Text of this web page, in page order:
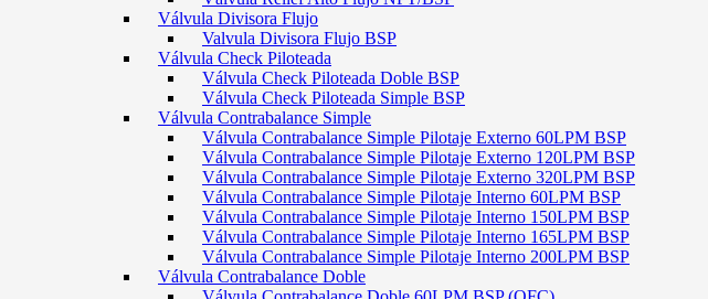
Válvula Divisora Flujo
Valvula Divisora Flujo BSP
Válvula Check Piloteada
Válvula Check Piloteada Doble BSP
Válvula Check Piloteada Simple BSP
Válvula Contrabalance Simple
Válvula Contrabalance Simple Pilotaje Externo 60LPM BSP
Válvula Contrabalance Simple Pilotaje Externo 120LPM BSP
Válvula Contrabalance Simple Pilotaje Externo 320LPM BSP
Válvula Contrabalance Simple Pilotaje Interno 60LPM BSP
Válvula Contrabalance Simple Pilotaje Interno 150LPM BSP
Válvula Contrabalance Simple Pilotaje Interno 165LPM BSP
Válvula Contrabalance Simple Pilotaje Interno 200LPM BSP
Válvula Contrabalance Doble